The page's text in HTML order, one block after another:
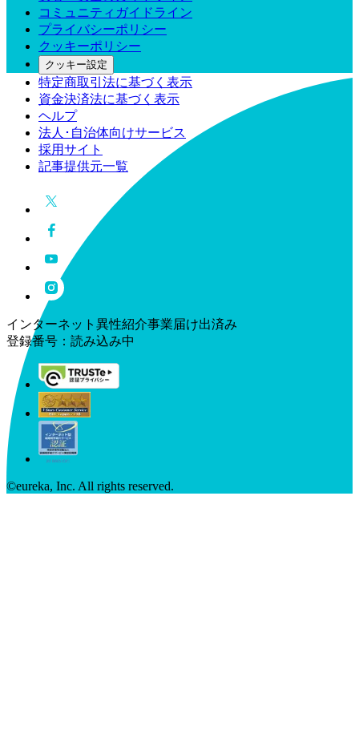
コミュニティガイドライン
プライバシーポリシー
クッキーポリシー
クッキー設定
特定商取引法に基づく表示
資金決済法に基づく表示
ヘルプ
法人･自治体向けサービス
採用サイト
記事提供元一覧
インターネット異性紹介事業届け出済み
登録番号： 読み込み中
©︎eureka, Inc. All rights reserved.